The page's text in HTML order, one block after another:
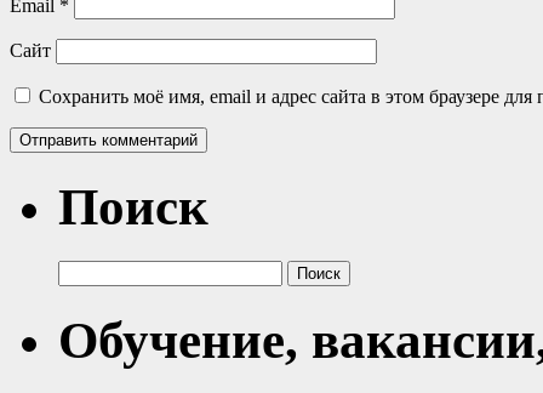
Email *
Сайт
Сохранить моё имя, email и адрес сайта в этом браузере
Поиск
Обучение,